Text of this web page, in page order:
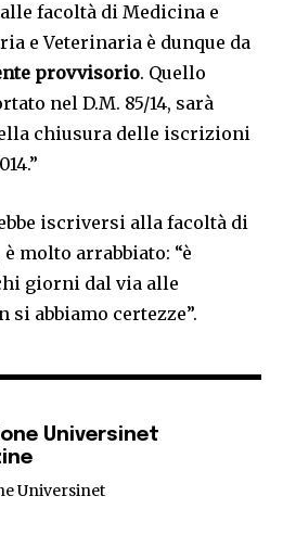
facoltà di Medicina e
e Veterinaria è dunque da
provvisorio. Quello
nel D.M. 85/14, sarà
chiusura delle iscrizioni
iscriversi alla facoltà di
molto arrabbiato: “è
giorni dal via alle
abbiamo certezze”.
Universinet
Universinet